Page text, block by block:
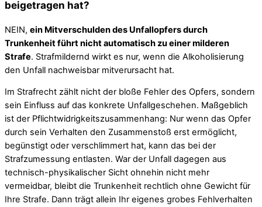
beigetragen hat?
NEIN, ein Mitverschulden des Unfallopfers durch
Trunkenheit führt nicht automatisch zu einer milderen
Strafe. Strafmildernd wirkt es nur, wenn die Alkoholisierung
den Unfall nachweisbar mitverursacht hat.
Im Strafrecht zählt nicht der bloße Fehler des Opfers, sondern
sein Einfluss auf das konkrete Unfallgeschehen. Maßgeblich
ist der Pflichtwidrigkeitszusammenhang: Nur wenn das Opfer
durch sein Verhalten den Zusammenstoß erst ermöglicht,
begünstigt oder verschlimmert hat, kann das bei der
Strafzumessung entlasten. War der Unfall dagegen aus
technisch-physikalischer Sicht ohnehin nicht mehr
vermeidbar, bleibt die Trunkenheit rechtlich ohne Gewicht für
Ihre Strafe. Dann trägt allein Ihr eigenes grobes Fehlverhalten